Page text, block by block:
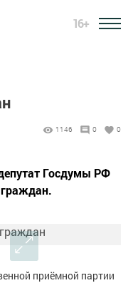
16+
1146 0 0
Госдумы РФ
приёмной партии